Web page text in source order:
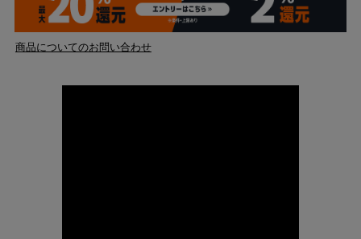
商品についてのお問い合わせ